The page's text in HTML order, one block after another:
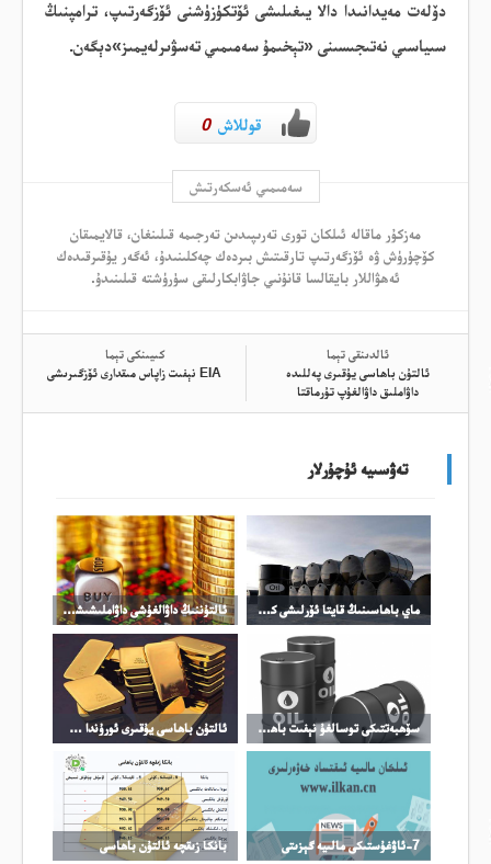
دۆلەت مەيدانىدا دالا يىغىلىشى ئۆتكۈزۈشنى ئۆزگەرتىپ، ترامپنىڭ
سىياسىي نەتىجىسىنى «تېخىمۇ سەمىمىي تەسۋىرلەيمىز»دېگەن.
قوللاش 0
سەمىمىي ئەسكەرتىش
مەزكۇر ماقالە ئىلكان تورى تەرىپىدىن تەرجىمە قىلىنغان، قالايمىقان
كۆچۈرۈش ۋە ئۆزگەرتىپ تارقىتىش بىردەك چەكلىنىدۇ، ئەگەر يۇقىرقىدەك
ئەھۋاللار بايقالسا قانۇنىي جاۋابكارلىقى سۈرۈشتە قىلىنىدۇ.
ئالدىنقى تېما
ئالتۇن باھاسى يۇقىرى پەللىدە
داۋاملىق داۋالغۇپ تۇرماقتا
كىيىنكى تېما
EIA نېفىت زاپاس مىقدارى ئۆزگىرىشى
تەۋسىيە ئۇچۇرلار
ماي باھاسىنىڭ قايتا ئۆرلىشى كۈمۈش باھاسىنىڭ ئۆرلىشىنى چەكلىدى ئالتۇننىڭ داۋالغۇشى داۋاملىشىشى مۇمكىن
سۆھبەتتىكى توسالغۇ نېفىت باھاسىنىڭ ئۆرلىشىگە تىرەك بولدى ئالتۇن باھاسى يۇقىرى ئورۇندا چىڭ تۇرماقتا
7-ئاۋغۇستىكى مالىيە گېزىتى بانكا زىقچە ئالتۇن باھاسى